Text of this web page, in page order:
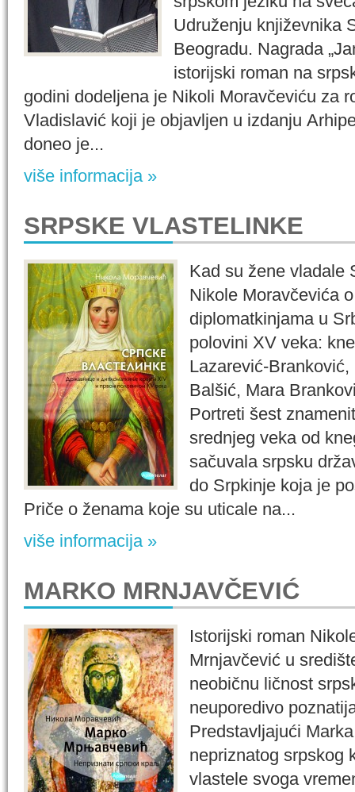
Udruženju književnika
Beogradu. Nagrada
istorijski roman na
godini dodeljena je Nikoli Moravčeviću za
Vladislavić koji je objavljen u izdanju
doneo je...
više informacija »
SRPSKE VLASTELINKE
Kad su žene vladale
Nikole Moravčevića
diplomatkinjama u
polovini XV veka:
Lazarević-
Balšić, Mara
Portreti šest
srednjeg veka od
sačuvala srpsku
do Srpkinje koja je
Priče o ženama koje su uticale na...
više informacija »
MARKO MRNJAVČEVIĆ
Istorijski roman
Mrnjavčević u
neobičnu ličnost
neuporedivo
Predstavljajući
nepriznatog srpskog
vlastele svoga